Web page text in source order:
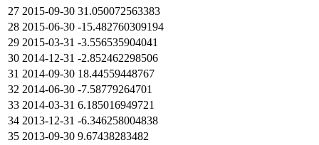
27 2015-09-30 31.050072563383
28 2015-06-30 -15.482760309194
29 2015-03-31 -3.556535904041
30 2014-12-31 -2.852462298506
31 2014-09-30 18.44559448767
32 2014-06-30 -7.58779264701
33 2014-03-31 6.185016949721
34 2013-12-31 -6.346258004838
35 2013-09-30 9.67438283482